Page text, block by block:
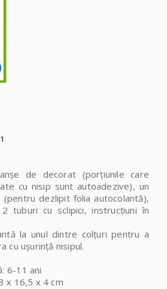
de decorat (porțiunile care
cu nisip sunt autoadezive), un
dezlipit folia autocolantă),
tuburi cu sclipici, instrucțiuni în
la unul dintre colțuri pentru a
cu ușurinţă nisipul.
6-11 ani
x 16,5 x 4 cm